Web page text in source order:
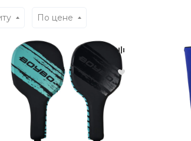
По цене